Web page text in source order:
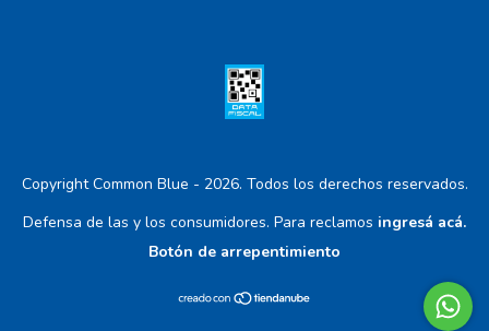
Copyright Common Blue - 2026. Todos los derechos reservados.
Defensa de las y los consumidores. Para reclamos ingresá acá.
Botón de arrepentimiento